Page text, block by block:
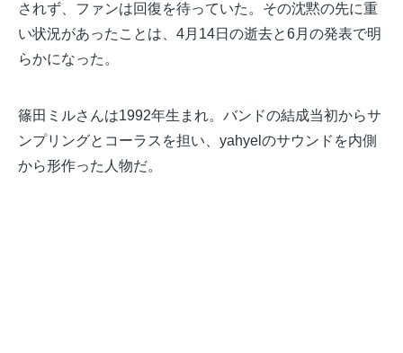
されず、ファンは回復を待っていた。その沈黙の先に重
い状況があったことは、4月14日の逝去と6月の発表で明
らかになった。
篠田ミルさんは1992年生まれ。バンドの結成当初からサ
ンプリングとコーラスを担い、yahyelのサウンドを内側
から形作った人物だ。